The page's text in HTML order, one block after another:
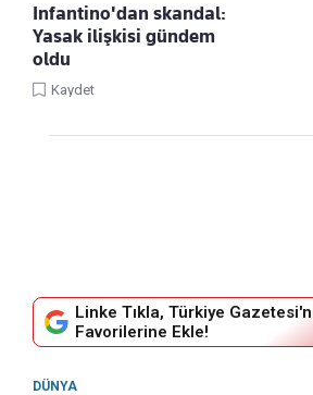
Infantino'dan skandal:
Yasak ilişkisi gündem
oldu
Kaydet
Linke Tıkla, Türkiye
Favorilerine Ekle!
DÜNYA